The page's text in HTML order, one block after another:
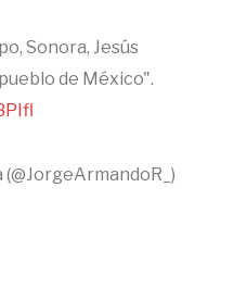
Sonora, Jesús
de México".